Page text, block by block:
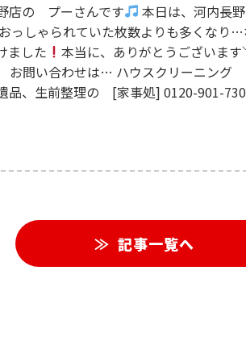
の プーさんです
本日は、河内長
っしゃられていた枚数よりも多くな
ました
本当に、ありがとうございま
お問い合わせは… ハウスクリーニン
、生前整理の [家事処] 0120-901-730
記事一覧へ